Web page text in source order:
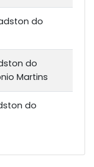
do
do
Martins
do